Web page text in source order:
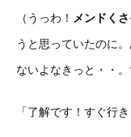
（うっわ！ メンドくさ
うと思っていたのに
ないよなきっと・・
「了解です！すぐ行き